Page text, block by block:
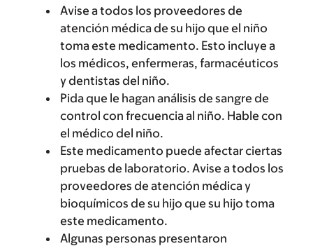
Avise a todos los proveedores de
atención médica de su hijo que el niño
toma este medicamento. Esto incluye a
los médicos, enfermeras, farmacéuticos
y dentistas del niño.
Pida que le hagan análisis de sangre de
control con frecuencia al niño. Hable con
el médico del niño.
Este medicamento puede afectar ciertas
pruebas de laboratorio. Avise a todos los
proveedores de atención médica y
bioquímicos de su hijo que su hijo toma
este medicamento.
Algunas personas presentaron